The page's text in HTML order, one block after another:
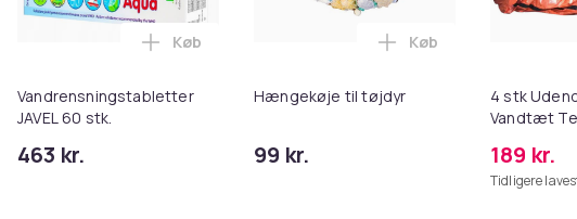
Vandrensningstabletter
JAVEL 60 stk.
463 kr.
Læg Vandrensningstabletter JAVEL 60 stk. i kurven
Køb
Hængekøje til tøjdyr
99 kr.
Læg Hængekøje til
Køb
4 stk
Vandtæt
Survival
189 kr.
Tidligere